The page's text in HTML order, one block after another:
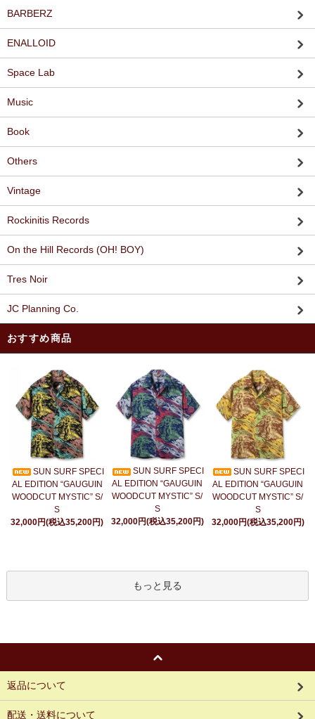
BARBERZ
ENALLOID
Space Lab
Music
Book
Others
Vintage
Rockinitis Records
On the Hill Records (OH! BOY)
Tres Noir
JC Planning Co.
おすすめ商品
SUN SURF SPECI
AL EDITION “GAUGUIN
WOODCUT MYSTIC” S/
S
32,000円(税込35,200円)
SUN SURF SPECI
AL EDITION “GAUGUIN
WOODCUT MYSTIC” S/
S
32,000円(税込35,200円)
SUN SURF SPECI
AL EDITION “GAUGUIN
WOODCUT MYSTIC” S/
S
32,000円(税込35,200円)
もっと見る
返品について
配送・送料について